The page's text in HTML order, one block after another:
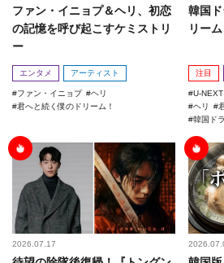
ファン・イニョプ＆ヘリ、初恋
の記憶を呼び起こすケミストリ
ー
エンタメ アーティスト
ファン・イニョプ
ヘリ
君へと続く僕のドリーム！
韓国
リー
注目
U-NEXT
ヘリ
韓国ド
2026.07.17